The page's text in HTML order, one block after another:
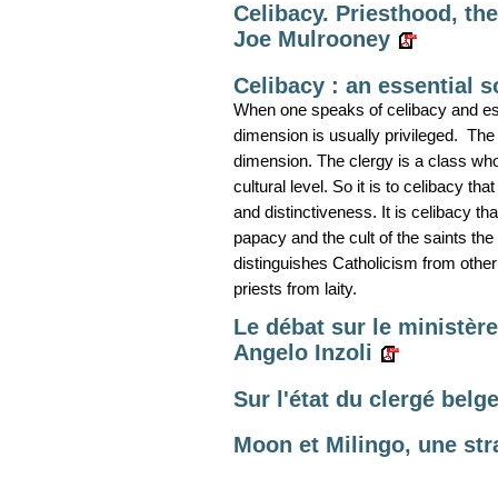
Celibacy. Priesthood,
Joe Mulrooney
Celibacy : an essential
When one speaks of celibacy and
dimension is usually privileged.
dimension. The clergy is a class
cultural level. So it is to celibacy
and distinctiveness. It is celibacy
papacy and the cult of the saints
distinguishes Catholicism from
priests from laity.
Le débat sur le
Angelo Inzoli
Sur l'état du clergé
Moon et Milingo, une